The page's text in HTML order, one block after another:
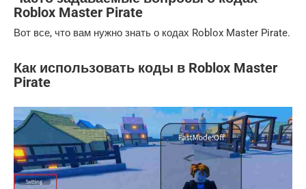
Roblox Master Pirate
Вот все, что вам нужно знать о кодах Roblox Master Pirate.
Как использовать коды в Roblox Master
Pirate